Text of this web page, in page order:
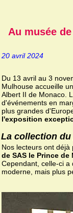
Au musée
20 avril 2024
Du 13 avril au 3
Mulhouse accueille
Albert II de Monaco.
d'événements en
plus grandes
l'exposition
La collection
Nos lecteurs ont
de SAS le Prince de
Cependant, celle-ci a
moderne, mais plus